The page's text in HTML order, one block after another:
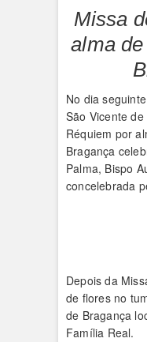
Missa
alma
No dia
São Vicente
Réquiem por
Bragança
Palma, Bispo
concelebrada
Depois da
de flores no
de Bragança
Família Real.